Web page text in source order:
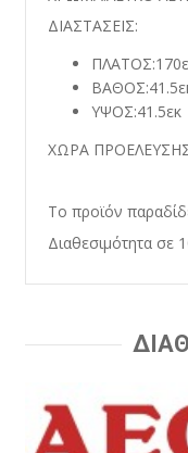
ΔΙΑΣΤΑΣΕΙΣ:
ΥΨΟΣ:41.5εκ
ΧΩΡΑ
Το προϊόν
Διαθεσιμότητα σε